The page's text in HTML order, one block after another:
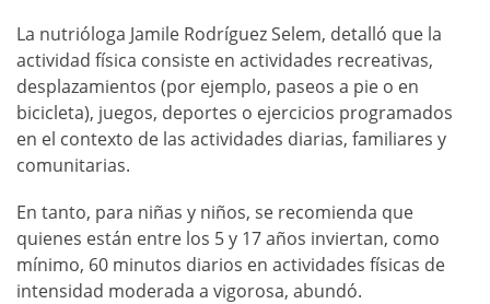
La nutrióloga Jamile Rodríguez Selem, detalló que la
actividad física consiste en actividades recreativas,
desplazamientos (por ejemplo, paseos a pie o en
bicicleta), juegos, deportes o ejercicios programados
en el contexto de las actividades diarias, familiares y
comunitarias.
En tanto, para niñas y niños, se recomienda que
quienes están entre los 5 y 17 años inviertan, como
mínimo, 60 minutos diarios en actividades físicas de
intensidad moderada a vigorosa, abundó.